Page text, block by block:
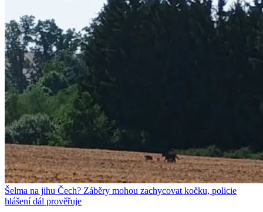
Šelma na jihu Čech? Záběry mohou zachycovat kočku, policie
hlášení dál prověřuje